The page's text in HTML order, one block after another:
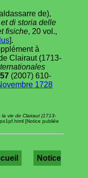
de),
di storia delle
fisiche, 20 vol.,
].
à
Clairaut (1713-
57 (2007) 610-
1728
la vie de Clairaut (1713-
[Notice publiée
Notice